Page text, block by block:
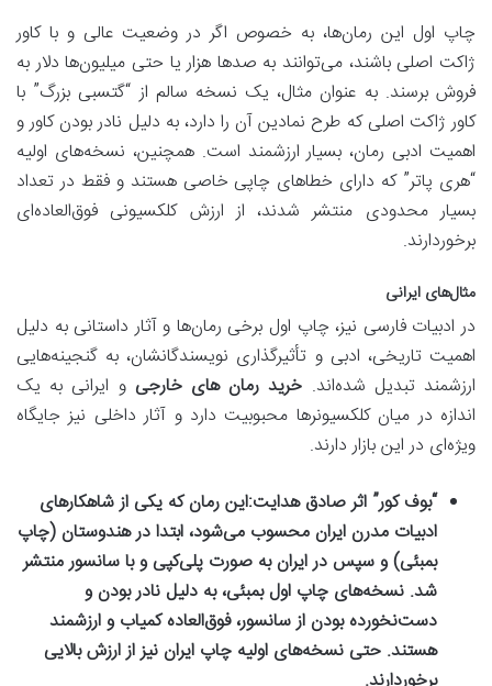
چاپ اول این رمان‌ها، به خصوص اگر در وضعیت عالی و با کاور
ژاکت اصلی باشند، می‌توانند به صدها هزار یا حتی میلیون‌ها دلار به
فروش برسند. به عنوان مثال، یک نسخه سالم از “گتسبی بزرگ” با
کاور ژاکت اصلی که طرح نمادین آن را دارد، به دلیل نادر بودن کاور و
اهمیت ادبی رمان، بسیار ارزشمند است. همچنین، نسخه‌های اولیه
“هری پاتر” که دارای خطاهای چاپی خاصی هستند و فقط در تعداد
بسیار محدودی منتشر شدند، از ارزش کلکسیونی فوق‌العاده‌ای
برخوردارند.
مثال‌های ایرانی
در ادبیات فارسی نیز، چاپ اول برخی رمان‌ها و آثار داستانی به دلیل
اهمیت تاریخی، ادبی و تأثیرگذاری نویسندگانشان، به گنجینه‌هایی
ارزشمند تبدیل شده‌اند. خرید رمان های خارجی و ایرانی به یک
اندازه در میان کلکسیونرها محبوبیت دارد و آثار داخلی نیز جایگاه
ویژه‌ای در این بازار دارند.
“بوف کور” اثر صادق هدایت:این رمان که یکی از شاهکارهای
ادبیات مدرن ایران محسوب می‌شود، ابتدا در هندوستان (چاپ
بمبئی) و سپس در ایران به صورت پلی‌کپی و با سانسور منتشر
شد. نسخه‌های چاپ اول بمبئی، به دلیل نادر بودن و
دست‌نخورده بودن از سانسور، فوق‌العاده کمیاب و ارزشمند
هستند. حتی نسخه‌های اولیه چاپ ایران نیز از ارزش بالایی